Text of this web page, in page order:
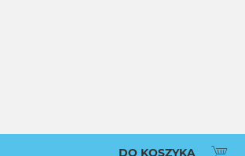
DO KOSZYKA